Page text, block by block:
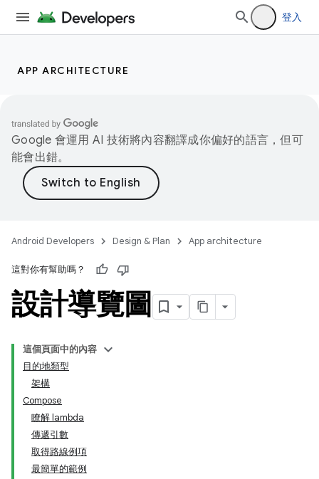
登入
APP ARCHITECTURE
Google 會運用 AI 技術將內容翻譯成你偏好的語言，但可
能會出錯。
Android Developers Design & Plan App architecture
這對你有幫助嗎？
設計導覽圖
這個頁面中的內容
目的地類型
架構
Compose
瞭解 lambda
傳遞引數
取得路線例項
最簡單的範例